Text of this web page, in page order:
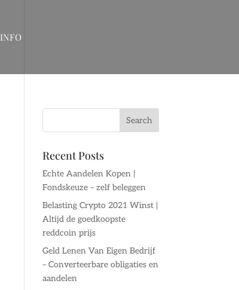
INFO
Recent Posts
Echte Aandelen Kopen |
Fondskeuze – zelf beleggen
Belasting Crypto 2021 Winst |
Altijd de goedkoopste
reddcoin prijs
Geld Lenen Van Eigen Bedrijf
– Converteerbare obligaties en
aandelen